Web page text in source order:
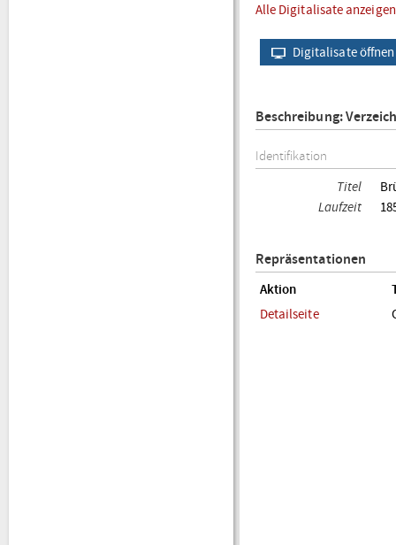
Alle Digitalisate
Digitalisate öffnen
Beschreibung:
Identifikation
Titel
Laufzeit
Repräsentationen
Aktion
Detailseite